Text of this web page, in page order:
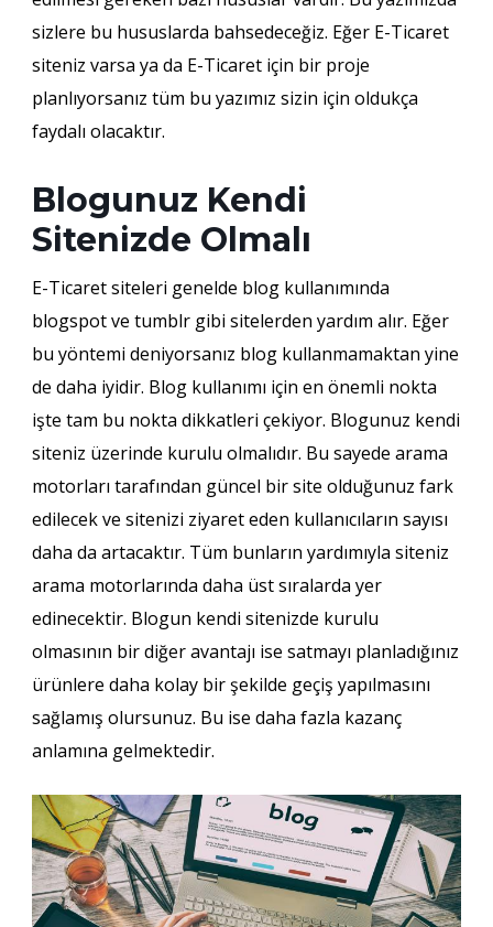
sizlere bu hususlarda bahsedeceğiz. Eğer E-Ticaret
siteniz varsa ya da E-Ticaret için bir proje
planlıyorsanız tüm bu yazımız sizin için oldukça
faydalı olacaktır.
Blogunuz Kendi
Sitenizde Olmalı
E-Ticaret siteleri genelde blog kullanımında
blogspot ve tumblr gibi sitelerden yardım alır. Eğer
bu yöntemi deniyorsanız blog kullanmamaktan yine
de daha iyidir. Blog kullanımı için en önemli nokta
işte tam bu nokta dikkatleri çekiyor. Blogunuz kendi
siteniz üzerinde kurulu olmalıdır. Bu sayede arama
motorları tarafından güncel bir site olduğunuz fark
edilecek ve sitenizi ziyaret eden kullanıcıların sayısı
daha da artacaktır. Tüm bunların yardımıyla siteniz
arama motorlarında daha üst sıralarda yer
edinecektir. Blogun kendi sitenizde kurulu
olmasının bir diğer avantajı ise satmayı planladığınız
ürünlere daha kolay bir şekilde geçiş yapılmasını
sağlamış olursunuz. Bu ise daha fazla kazanç
anlamına gelmektedir.